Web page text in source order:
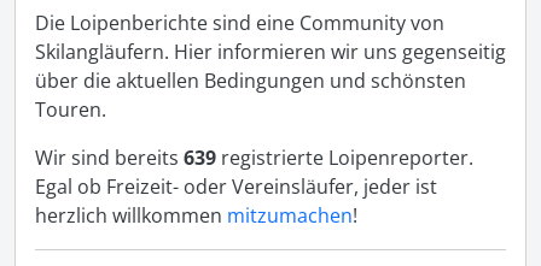
Die Loipenberichte sind eine Community von
Skilangläufern. Hier informieren wir uns gegenseitig
über die aktuellen Bedingungen und schönsten
Touren.
Wir sind bereits 639 registrierte Loipenreporter.
Egal ob Freizeit- oder Vereinsläufer, jeder ist
herzlich willkommen mitzumachen!